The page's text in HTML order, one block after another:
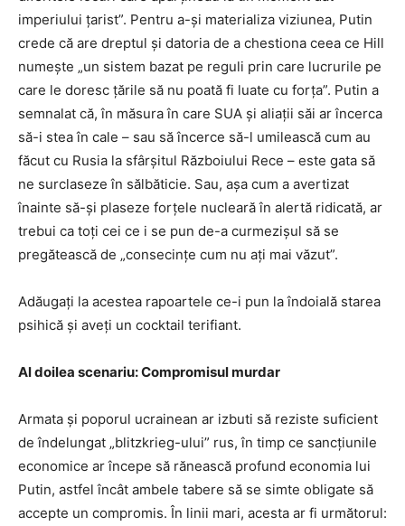
imperiului ţarist”. Pentru a-şi materializa viziunea, Putin
crede că are dreptul şi datoria de a chestiona ceea ce Hill
numeşte „un sistem bazat pe reguli prin care lucrurile pe
care le doresc ţările să nu poată fi luate cu forţa”. Putin a
semnalat că, în măsura în care SUA şi aliaţii săi ar încerca
să-i stea în cale – sau să încerce să-l umilească cum au
făcut cu Rusia la sfârşitul Războiului Rece – este gata să
ne surclaseze în sălbăticie. Sau, aşa cum a avertizat
înainte să-şi plaseze forţele nucleară în alertă ridicată, ar
trebui ca toţi cei ce i se pun de-a curmezişul să se
pregătească de „consecinţe cum nu aţi mai văzut”.
Adăugaţi la acestea rapoartele ce-i pun la îndoială starea
psihică şi aveţi un cocktail terifiant.
Al doilea scenariu: Compromisul murdar
Armata şi poporul ucrainean ar izbuti să reziste suficient
de îndelungat „blitzkrieg-ului” rus, în timp ce sancţiunile
economice ar începe să rănească profund economia lui
Putin, astfel încât ambele tabere să se simte obligate să
accepte un compromis. În linii mari, acesta ar fi următorul: